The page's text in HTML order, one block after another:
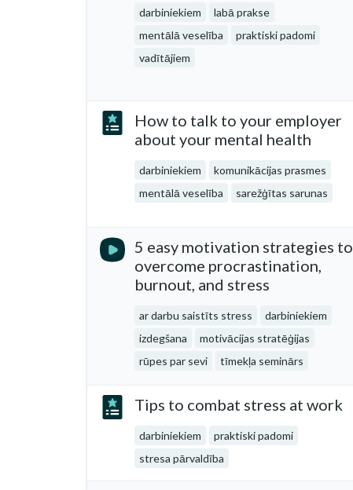
darbiniekiem
labā prakse
mentālā veselība
praktiski padomi
vadītājiem
How to talk to your employer
about your mental health
darbiniekiem
komunikācijas prasmes
mentālā veselība
sarežģītas sarunas
5 easy motivation strategies to
overcome procrastination,
burnout, and stress
ar darbu saistīts stress
darbiniekiem
izdegšana
motivācijas stratēģijas
rūpes par sevi
tīmekļa seminārs
Tips to combat stress at work
darbiniekiem
praktiski padomi
stresa pārvaldība